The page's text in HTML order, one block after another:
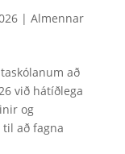
| Almennar
að
við hátíðlega
og
að fagna